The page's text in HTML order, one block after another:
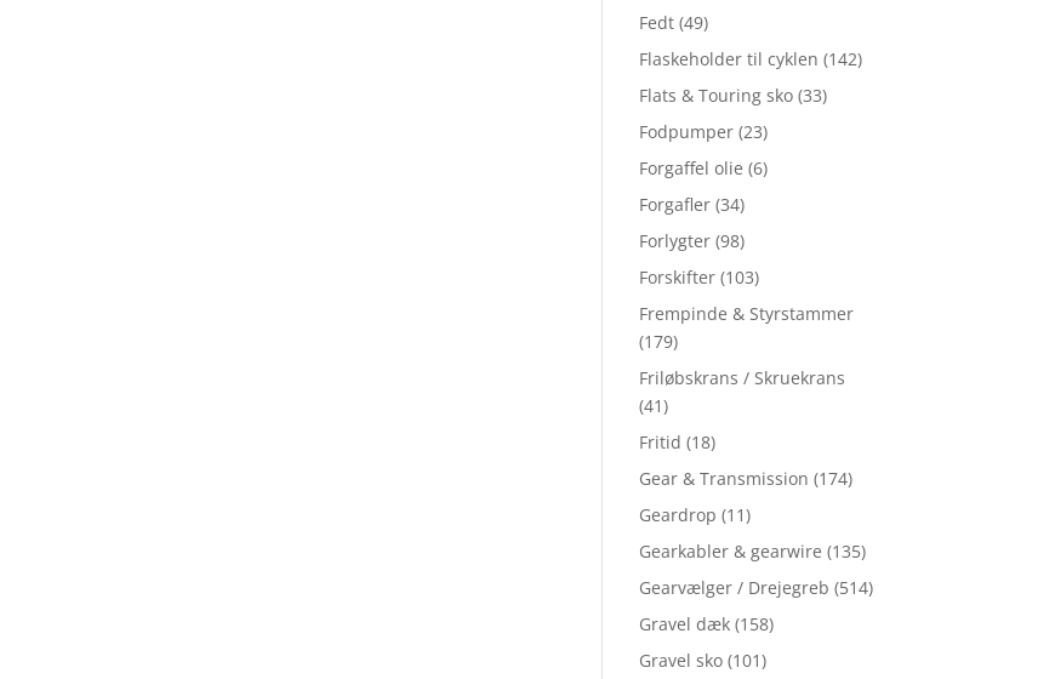
Fedt (49)
Flaskeholder til cyklen (142)
Flats & Touring sko (33)
Fodpumper (23)
Forgaffel olie (6)
Forgafler (34)
Forlygter (98)
Forskifter (103)
Frempinde & Styrstammer
(179)
Friløbskrans / Skruekrans
(41)
Fritid (18)
Gear & Transmission (174)
Geardrop (11)
Gearkabler & gearwire (135)
Gearvælger / Drejegreb (514)
Gravel dæk (158)
Gravel sko (101)